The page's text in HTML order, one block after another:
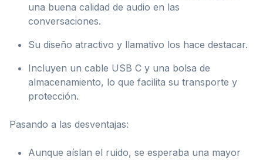
una buena calidad de audio en las
conversaciones.
Su diseño atractivo y llamativo los hace destacar.
Incluyen un cable USB C y una bolsa de
almacenamiento, lo que facilita su transporte y
protección.
Pasando a las desventajas:
Aunque aíslan el ruido, se esperaba una mayor